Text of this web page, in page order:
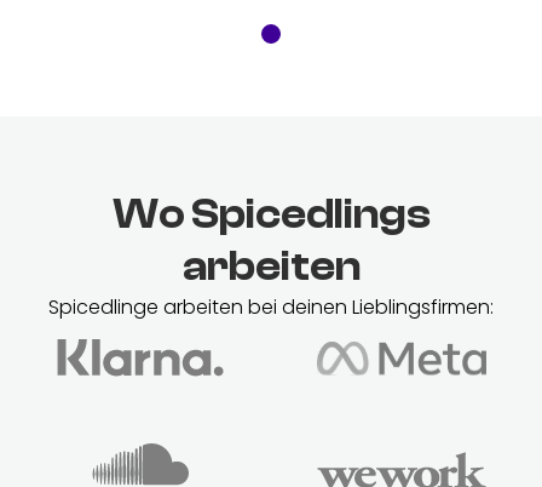
Wo Spicedlings
arbeiten
Spicedlinge arbeiten bei deinen Lieblingsfirmen: